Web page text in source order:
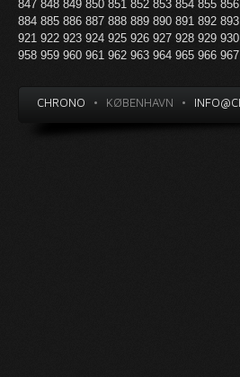
847 848 849 850 851 852 853 854 855 856
884 885 886 887 888 889 890 891 892 893
921 922 923 924 925 926 927 928 929 930
958 959 960 961 962 963 964 965 966 967
CHRONO • KØBENHAVN •